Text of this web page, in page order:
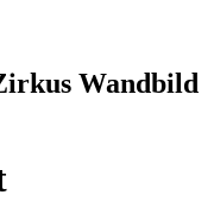
Wandbild